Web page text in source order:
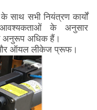
साथ सभी नियंत्रण कार्यों
आवश्यकताओं के अनुसार
अनुरूप अधिक हैं।
और ऑयल लीकेज प्रूफ।